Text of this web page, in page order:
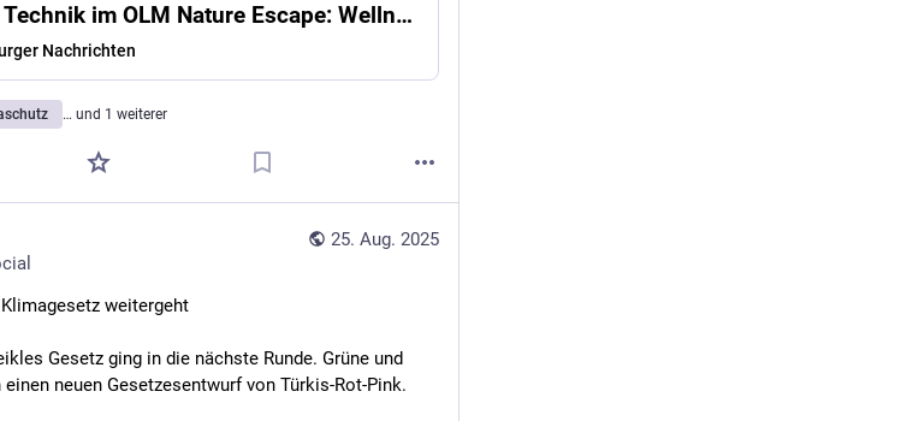
Natur & Technik im OLM Nature Escape: Wellnesshotel trifft Klimaschutz
Nachrichten
… und 1 weiterer
25. Aug. 2025
weitergeht
Gesetz ging in die nächste Runde. Grüne und
neuen Gesetzesentwurf von Türkis-Rot-Pink.